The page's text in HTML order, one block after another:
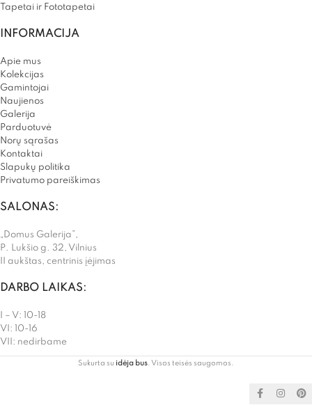
Tapetai ir Fototapetai
INFORMACIJA
Apie mus
Kolekcijas
Gamintojai
Naujienos
Galerija
Parduotuvė
Norų sąrašas
Kontaktai
Slapukų politika
Privatumo pareiškimas
SALONAS:
„Domus Galerija”,
P. Lukšio g. 32, Vilnius
II aukštas, centrinis įėjimas
DARBO LAIKAS:
I – V: 10-18
VI: 10-16
VII: nedirbame
Sukurta su idėja bus. Visos teisės saugomos.